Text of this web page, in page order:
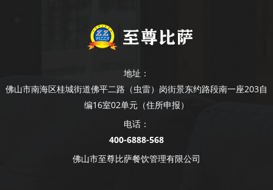
地址：
佛山市南海区桂城街道佛平二路（虫雷）岗街景东约路段南一座203自
编16室02单元（住所申报）
电话：
400-6888-568
佛山市至尊比萨餐饮管理有限公司